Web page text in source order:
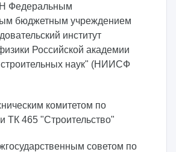
Федеральным
бюджетным учреждением
институт
Российской академии
строительных наук" (НИИСФ
комитетом по
ТК 465 "Строительство"
советом по